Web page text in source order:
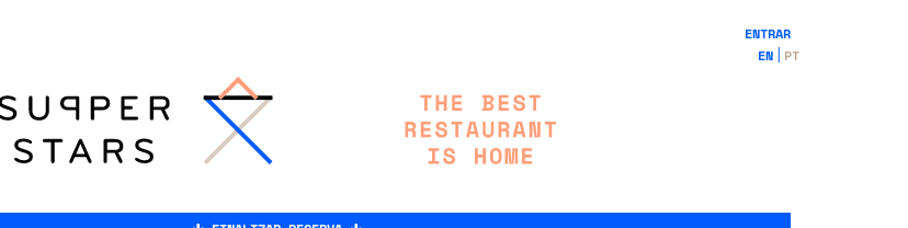
ENTRAR
EN
PT